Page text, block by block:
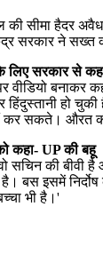
सीमा हैदर अवैध
सरकार ने सख्त
लिए सरकार से
वीडियो बनाकर
हिंदुस्तानी हो
कर सकते। औरत
कहा- UP की बहू
सचिन की बीवी
है। बस इसमें
भी है।'